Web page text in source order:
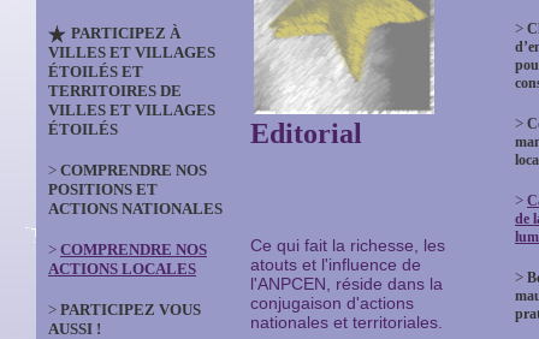
PARTICIPEZ À
VILLES ET VILLAGES
ÉTOILÉS ET
TERRITOIRES DE
VILLES ET VILLAGES
ÉTOILÉS
> COMPRENDRE NOS
POSITIONS ET
ACTIONS NATIONALES
> COMPRENDRE NOS
ACTIONS LOCALES
> PARTICIPEZ VOUS
AUSSI !
Editorial
Ce qui fait la richesse, les
atouts et l'influence de
l'ANPCEN, réside dans la
conjugaison d'actions
nationales et territoriales.
>
>
>
de
>